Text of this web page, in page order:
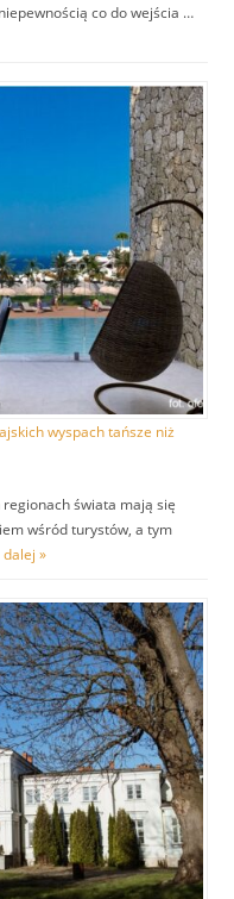
co do wejścia …
wyspach tańsze niż
świata mają się
wśród turystów, a tym
dalej »